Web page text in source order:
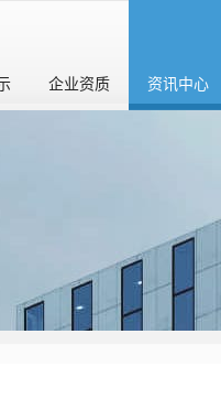
企业资质 资讯中心